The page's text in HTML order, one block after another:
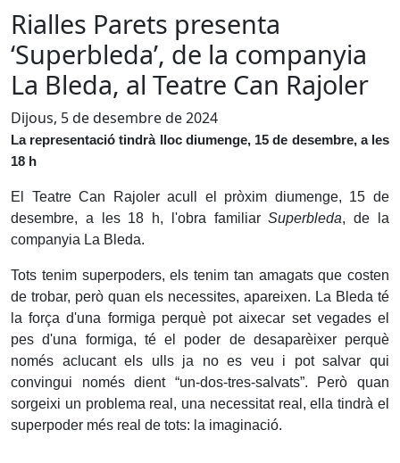
Rialles Parets presenta
‘Superbleda’, de la companyia
La Bleda, al Teatre Can Rajoler
Dijous, 5 de desembre de 2024
La representació tindrà lloc diumenge, 15 de desembre, a les
18 h
El Teatre Can Rajoler acull el pròxim diumenge, 15 de
desembre, a les 18 h, l'obra familiarSuperbleda, de la
companyia La Bleda.
Tots tenim superpoders, els tenim tan amagats que costen
de trobar, però quan els necessites, apareixen. La Bleda té
la força d'una formiga perquè pot aixecar set vegades el
pes d'una formiga, té el poder de desaparèixer perquè
només aclucant els ulls ja no es veu i pot salvar qui
convingui només dient “un-dos-tres-salvats”. Però quan
sorgeixi un problema real, una necessitat real, ella tindrà el
superpoder més real de tots: la imaginació.